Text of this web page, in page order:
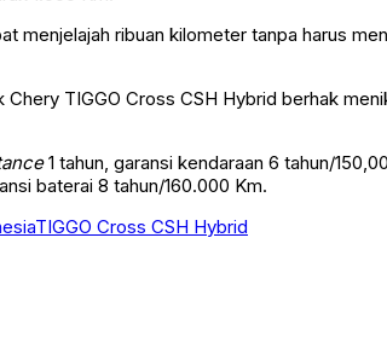
menjelajah ribuan kilometer tanpa harus
TIGGO Cross CSH Hybrid berhak
1 tahun, garansi kendaraan 6 tahun/
baterai 8 tahun/160.000 Km.
TIGGO Cross CSH Hybrid